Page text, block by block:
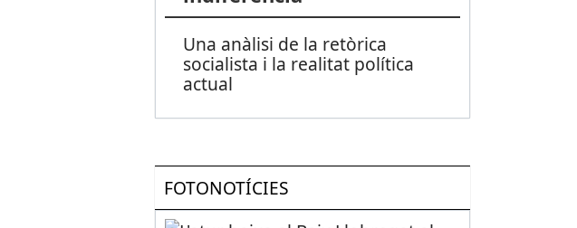
Una anàlisi de la retòrica
socialista i la realitat política
actual
FOTONOTÍCIES